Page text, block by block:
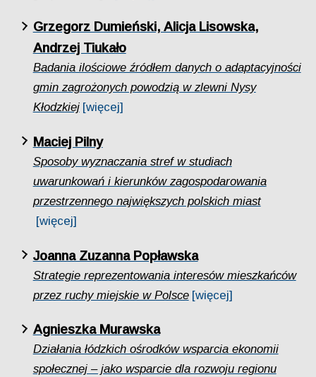
Grzegorz Dumieński, Alicja Lisowska,
Andrzej Tiukało
Badania ilościowe źródłem danych o adaptacyjności
gmin zagrożonych powodzią w zlewni Nysy
Kłodzkiej [więcej]
Maciej Pilny
Sposoby wyznaczania stref w studiach
uwarunkowań i kierunków zagospodarowania
przestrzennego największych polskich miast
[więcej]
Joanna Zuzanna Popławska
Strategie reprezentowania interesów mieszkańców
przez ruchy miejskie w Polsce [więcej]
Agnieszka Murawska
Działania łódzkich ośrodków wsparcia ekonomii
społecznej – jako wsparcie dla rozwoju regionu